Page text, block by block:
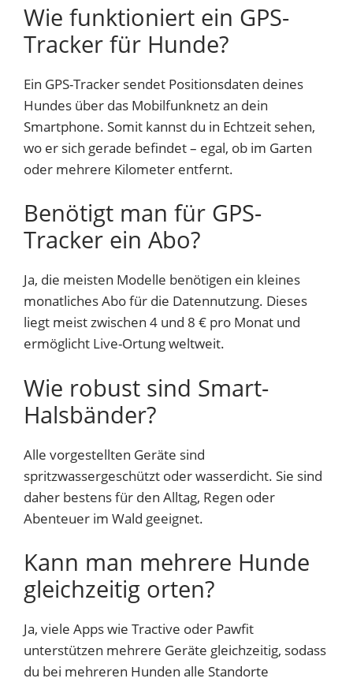
Wie funktioniert ein GPS-
Tracker für Hunde?
Ein GPS-Tracker sendet Positionsdaten deines
Hundes über das Mobilfunknetz an dein
Smartphone. Somit kannst du in Echtzeit sehen,
wo er sich gerade befindet – egal, ob im Garten
oder mehrere Kilometer entfernt.
Benötigt man für GPS-
Tracker ein Abo?
Ja, die meisten Modelle benötigen ein kleines
monatliches Abo für die Datennutzung. Dieses
liegt meist zwischen 4 und 8 € pro Monat und
ermöglicht Live-Ortung weltweit.
Wie robust sind Smart-
Halsbänder?
Alle vorgestellten Geräte sind
spritzwassergeschützt oder wasserdicht. Sie sind
daher bestens für den Alltag, Regen oder
Abenteuer im Wald geeignet.
Kann man mehrere Hunde
gleichzeitig orten?
Ja, viele Apps wie Tractive oder Pawfit
unterstützen mehrere Geräte gleichzeitig, sodass
du bei mehreren Hunden alle Standorte